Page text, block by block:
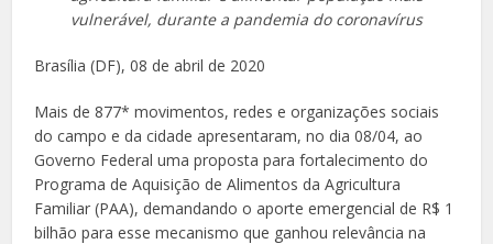
vulnerável, durante a pandemia do coronavírus
Brasília (DF), 08 de abril de 2020
Mais de 877* movimentos, redes e organizações sociais
do campo e da cidade apresentaram, no dia 08/04, ao
Governo Federal uma proposta para fortalecimento do
Programa de Aquisição de Alimentos da Agricultura
Familiar (PAA), demandando o aporte emergencial de R$ 1
bilhão para esse mecanismo que ganhou relevância na